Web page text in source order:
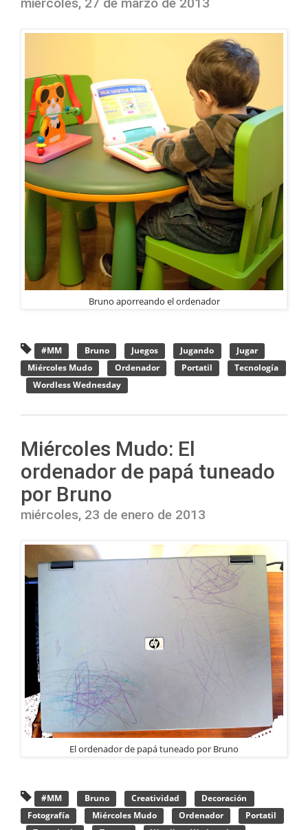
miércoles, 27 de marzo de 2013
Bruno aporreando el ordenador
#MM Bruno Juegos Jugando
Jugar
Miércoles Mudo
Ordenador Portatil
Tecnología
Wordless Wednesday
Miércoles Mudo: El
ordenador de papá tuneado
por Bruno
miércoles, 23 de enero de 2013
El ordenador de papá tuneado por Bruno
#MM Bruno Creatividad
Decoración
Fotografía
Miércoles Mudo Ordenador
Portatil